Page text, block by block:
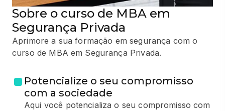
Sobre o curso de MBA em
Segurança Privada
Aprimore a sua formação em segurança com o
curso de MBA em Segurança Privada.
Potencialize o seu compromisso
com a sociedade
Aqui você potencializa o seu compromisso com